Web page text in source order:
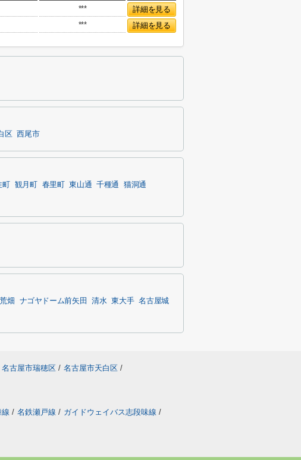
***
詳細を見る
*** 詳細を見る
区 西尾市
観月町 春里町 東山通 千種通
猫洞通
荒畑 ナゴヤドーム前矢田 清水 東大手 名古屋城
名古屋市瑞穂区 / 名古屋市天白区 /
/ 名鉄瀬戸線 / ガイドウェイバス志段味線 /